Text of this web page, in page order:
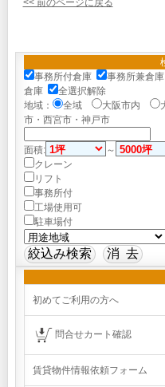
<< 前のページに戻る
事務所付倉庫
事務所兼倉庫
倉庫
全選択解除
地域：
全域 大阪市内
市・西宮市・神戸市
面積:
～
クレーン
リフト
事務所付
工場使用可
駐車場付
初めてご利用の方へ
問合せカート確認
賃貸物件情報依頼フォーム